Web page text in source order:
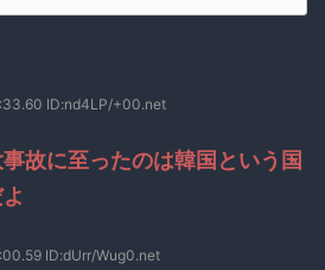
ID:nd4LP/+00.net
故に至ったのは韓国という国
ID:dUrr/Wug0.net